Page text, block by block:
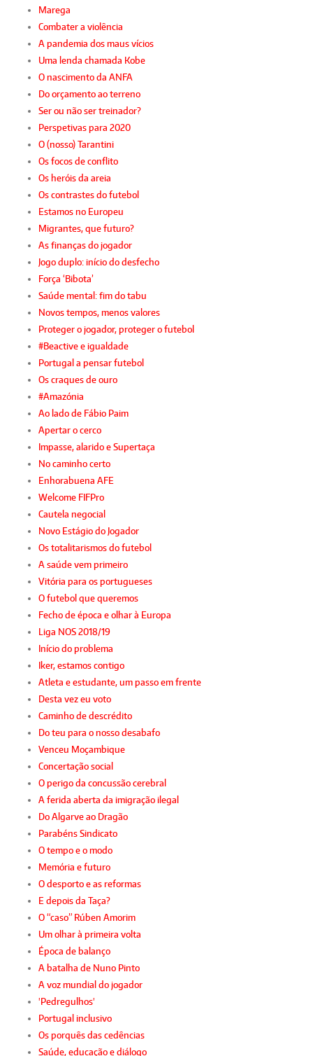
Marega
Combater a violência
A pandemia dos maus vícios
Uma lenda chamada Kobe
O nascimento da ANFA
Do orçamento ao terreno
Ser ou não ser treinador?
Perspetivas para 2020
O (nosso) Tarantini
Os focos de conflito
Os heróis da areia
Os contrastes do futebol
Estamos no Europeu
Migrantes, que futuro?
As finanças do jogador
Jogo duplo: início do desfecho
Força ‘Bibota’
Saúde mental: fim do tabu
Novos tempos, menos valores
Proteger o jogador, proteger o futebol
#Beactive e igualdade
Portugal a pensar futebol
Os craques de ouro
#Amazónia
Ao lado de Fábio Paim
Apertar o cerco
Impasse, alarido e Supertaça
No caminho certo
Enhorabuena AFE
Welcome FIFPro
Cautela negocial
Novo Estágio do Jogador
Os totalitarismos do futebol
A saúde vem primeiro
Vitória para os portugueses
O futebol que queremos
Fecho de época e olhar à Europa
Liga NOS 2018/19
Início do problema
Iker, estamos contigo
Atleta e estudante, um passo em frente
Desta vez eu voto
Caminho de descrédito
Do teu para o nosso desabafo
Venceu Moçambique
Concertação social
O perigo da concussão cerebral
A ferida aberta da imigração ilegal
Do Algarve ao Dragão
Parabéns Sindicato
O tempo e o modo
Memória e futuro
O desporto e as reformas
E depois da Taça?
O “caso” Rúben Amorim
Um olhar à primeira volta
Época de balanço
A batalha de Nuno Pinto
A voz mundial do jogador
'Pedregulhos'
Portugal inclusivo
Os porquês das cedências
Saúde, educação e diálogo